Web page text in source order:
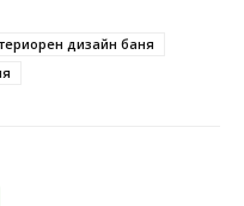
дизайн баня